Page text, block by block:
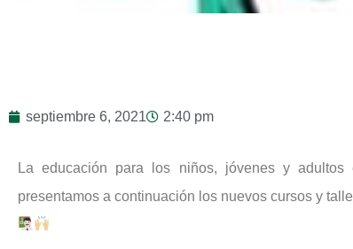
septiembre 6, 2021 2:40 pm
La educación para los niños, jóvenes y
presentamos a continuación los nuevos cursos y